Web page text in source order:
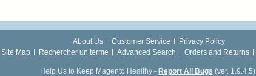
About Us Customer Service
Privacy Policy
Site Map
Rechercher un terme Advanced Search Orders and Returns
Help Us to Keep Magento Healthy - Report All Bugs (ver. 1.9.4.5)